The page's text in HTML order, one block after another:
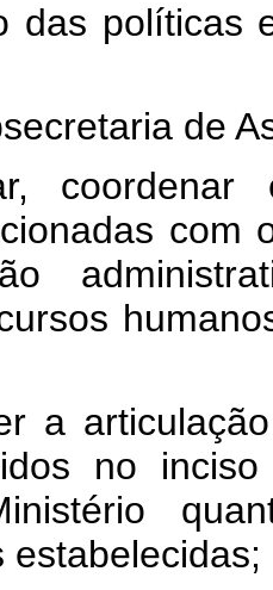
das políticas
de
coordenar
com
a
no
estabelecidas;